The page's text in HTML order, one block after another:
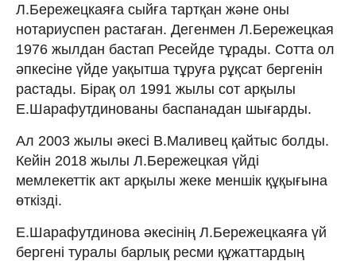
Л.Бережецкаяға сыйға тартқан және оны
нотариуспен растаған. Дегенмен Л.Бережецкая
1976 жылдан бастап Ресейде тұрады. Сотта ол
әпкесіне үйде уақытша тұруға рұқсат бергенін
растады. Бірақ ол 1991 жылы сот арқылы
Е.Шарафутдинованы баспанадан шығарды.
Ал 2003 жылы әкесі В.Маливец қайтыс болды.
Кейін 2018 жылы Л.Бережецкая үйді
мемлекеттік акт арқылы жеке меншік құқығына
өткізді.
Е.Шарафутдинова әкесінің Л.Бережецкаяға үй
бергені туралы барлық ресми құжаттардың